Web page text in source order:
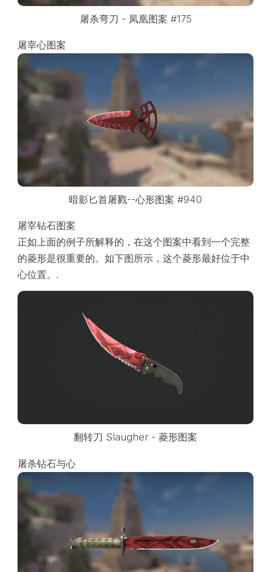
屠杀弯刀 - 凤凰图案 #175
屠宰心图案
暗影匕首屠戮--心形图案 #940
屠宰钻石图案
正如上面的例子所解释的，在这个图案中看到一个完整
的菱形是很重要的。如下图所示，这个菱形最好位于中
心位置。.
翻转刀 Slaugher - 菱形图案
屠杀钻石与心